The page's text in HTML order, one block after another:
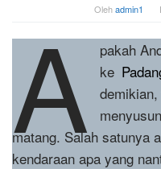
Olehadmin1
A pakah
ke
matang. Salah satunya
kendaraan apa yang